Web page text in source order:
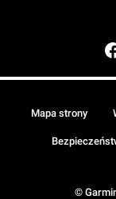
©
Mapa strony